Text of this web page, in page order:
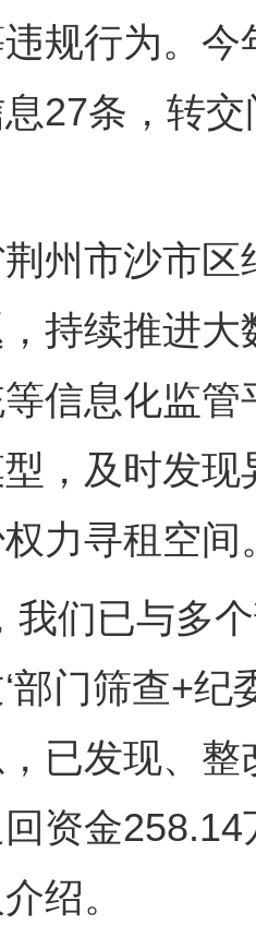
规行为。
27条，转
市沙市区
持续推进
信息化监
，及时发
力寻租空间
们已与多个
部门筛查+纪
已发现、
资金
绍。